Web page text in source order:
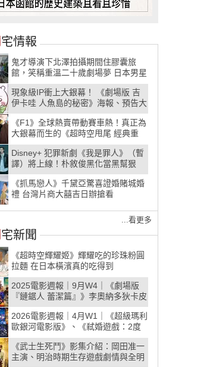
宅情報
鬼才導演下北澤拍攝期間住膠囊旅
館，笑稱重溫二十歲劇場夢 日本男星
【超越無限電影院】玩樂團不彈樂
器，驚悚捲入難解黑道紛爭
現象級IP衝上大銀幕！ 《劇場版 吉
伊卡哇 人魚島的秘密》海報、預告大
公開 首部官方「中文配音版」8月初
接力登場
《F1》全球熱賣帶動賽車熱！真正為
大銀幕而生的《超時空甩尾 經典重
映》2026 重新定義速度爽片
Disney+ 犯罪新劇《我是罪人》（暫
譯）將上線！朴敘俊黑化當黑幫狠
角、聯手嚴泰九血拚 80 年代地下世
界
《抓馬戀人》千黛亞驚喜證婚賭城婚
禮 台灣片商大囍吉日辦搶看
...看更多
宅新聞
《超時空輝耀姬》輝耀吃的珍珠粉圓
拉麵 在日本橫濱真的吃得到
2025電影週報｜9月W4｜《劇場版
『鏈鋸人 蕾潔篇』》李奧納多狄卡皮
歐《一戰再戰》班尼迪克康柏拜區
《沒好婚姻》強檔新片登場！
2026電影週報｜4月W1｜《超級瑪利
歐銀河電影版》、《弒婚遊戲：2度
開局》、韓漫改編《淵的信件》暖心
上映
《武士生死鬥》影集介紹：岡田准一
主演、明治時期生存遊戲劇情與全明